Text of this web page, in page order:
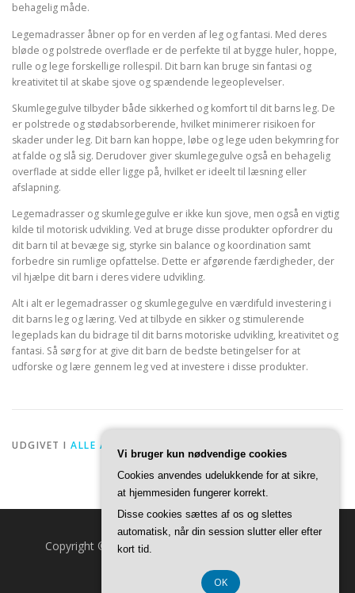
behagelig måde.
Legemadrasser åbner op for en verden af leg og fantasi. Med deres
bløde og polstrede overflade er de perfekte til at bygge huler, hoppe,
rulle og lege forskellige rollespil. Dit barn kan bruge sin fantasi og
kreativitet til at skabe sjove og spændende legeoplevelser.
Skumlegegulve tilbyder både sikkerhed og komfort til dit barns leg. De
er polstrede og stødabsorberende, hvilket minimerer risikoen for
skader under leg. Dit barn kan hoppe, løbe og lege uden bekymring for
at falde og slå sig. Derudover giver skumlegegulve også en behagelig
overflade at sidde eller ligge på, hvilket er ideelt til læsning eller
afslapning.
Legemadrasser og skumlegegulve er ikke kun sjove, men også en vigtig
kilde til motorisk udvikling. Ved at bruge disse produkter opfordrer du
dit barn til at bevæge sig, styrke sin balance og koordination samt
forbedre sin rumlige opfattelse. Dette er afgørende færdigheder, der
vil hjælpe dit barn i deres videre udvikling.
Alt i alt er legemadrasser og skumlegegulve en værdifuld investering i
dit barns leg og læring. Ved at tilbyde en sikker og stimulerende
legeplads kan du bidrage til dit barns motoriske udvikling, kreativitet og
fantasi. Så sørg for at give dit barn de bedste betingelser for at
udforske og lære gennem leg ved at investere i disse produkter.
UDGIVET I ALLE ARTIKLER
Copyright © 2026 Fuldmåne.dk
Vi bruger kun nødvendige cookies
Cookies anvendes udelukkende for at sikre,
at hjemmesiden fungerer korrekt.
Disse cookies sættes af os og slettes
automatisk, når din session slutter eller efter
kort tid.
OK